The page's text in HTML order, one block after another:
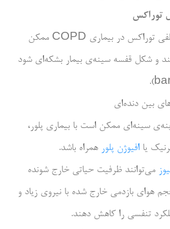
توراکس
قطر قدامی-خلفی توراکس در بیماری COPD ممکن
و شکل قفسه سینه‌­ی بیمار بشکه­‌ای شود
بین دنده­‌ای
سینه‌­ای ممکن است با بیماری پلور،
یا افیوژن پلور همراه باشد.
می‌توانند ظرفیت حیاتی خارج شونده
هوای بازدمی خارج شده با نیروی زیاد و
تنفسی را کاهش دهند.